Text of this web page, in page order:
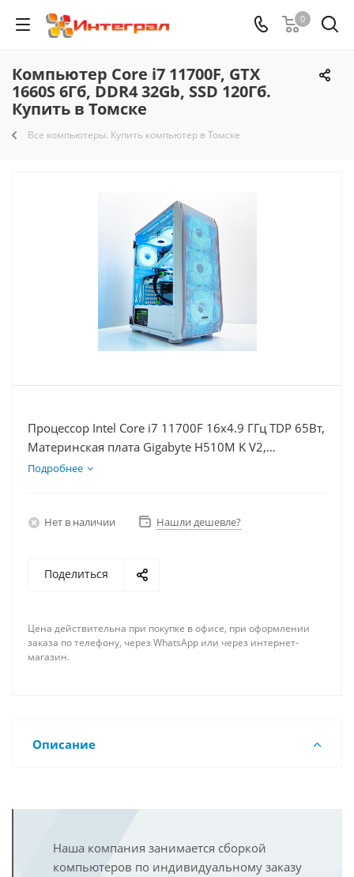
0
Компьютер Core i7 11700F, GTX
1660S 6Гб, DDR4 32Gb, SSD 120Гб.
Купить в Томске
Все компьютеры. Купить компьютер в Томске
Процессор Intel Core i7 11700F 16x4.9 ГГц TDP 65Вт,
Материнская плата Gigabyte H510M K V2,
Видеокарта GTX 1660S 6Гб, Память DDR4 32Gb,
Подробнее
Нет в наличии Нашли дешевле?
Поделиться
Цена действительна при покупке в офисе, при оформлении
заказа по телефону, через WhatsApp или через интернет-
магазин.
Описание
Наша компания занимается сборкой
компьютеров по индивидуальному заказу